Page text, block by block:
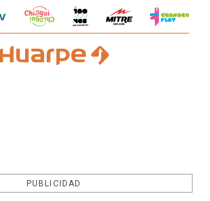
PUBLICIDAD